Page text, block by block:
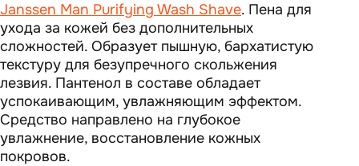
Janssen Man Purifying Wash Shave. Пена для
ухода за кожей без дополнительных
сложностей. Образует пышную, бархатистую
текстуру для безупречного скольжения
лезвия. Пантенол в составе обладает
успокаивающим, увлажняющим эффектом.
Средство направлено на глубокое
увлажнение, восстановление кожных
покровов.